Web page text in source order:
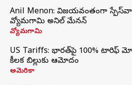
Anil Menon: విజయవంతంగా
వ్యోమగామి అనిల్‌ మేనన్
వ్యోమగామి
US Tariffs: భారత్‌పై 100%
కీలక బిల్లుకు ఆమోదం
అమెరికా